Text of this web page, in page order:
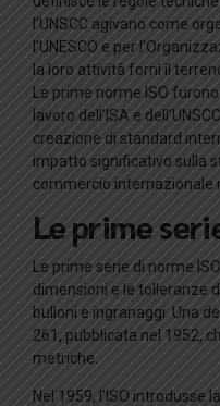
l’UNSCC agivano come
l’UNESCO e per
la loro attività fornì il
Le prime norme ISO
lavoro dell’ISA e
creazione di standard
impatto significativo sulla
commercio internazionale
Le prime
Le prime serie di norme
dimensioni e le tolleranze
bulloni e ingranaggi. Una
261, pubblicata nel 1952,
metriche.
Nel 1959, l’ISO introdusse